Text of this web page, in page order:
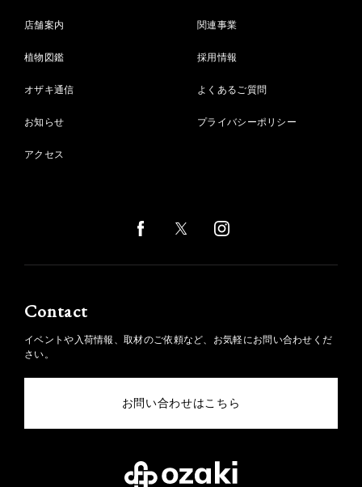
店舗案内
植物図鑑
オザキ通信
お知らせ
アクセス
関連事業
採用情報
よくあるご質問
プライバシーポリシー
Contact
イベントや入荷情報、取材のご依頼など、お気軽にお問い合わせくだ
さい。
お問い合わせはこちら